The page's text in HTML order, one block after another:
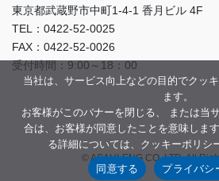
東京都武蔵野市中町1-4-1 香月ビル 4F
TEL：0422-52-0025
FAX：0422-52-0026
受付時間：9:00～18：00
© ASAHI-ENG CO.,LTD. All
当社は、サービス向上などの目的でクッ
ます。
お客様がこのバナーを閉じる、 または当
合は、お客様が同意したことを意味しま
る詳細については、クッキーポリシ
同意する
プライバシ